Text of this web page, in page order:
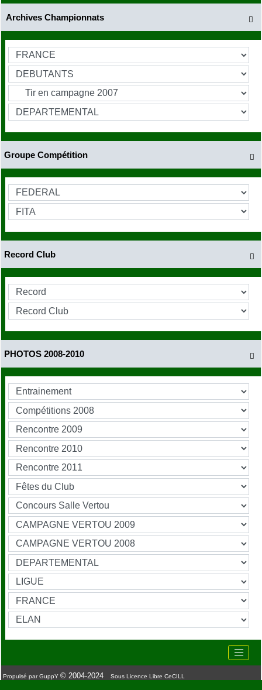

Archives Championnats

Groupe Compétition

Record Club

PHOTOS 2008-2010
Propulsé par GuppY © 2004-2024 Sous Licence Libre CeCILL